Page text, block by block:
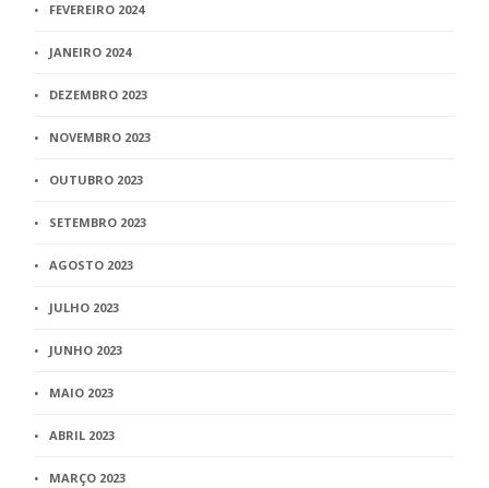
FEVEREIRO 2024
JANEIRO 2024
DEZEMBRO 2023
NOVEMBRO 2023
OUTUBRO 2023
SETEMBRO 2023
AGOSTO 2023
JULHO 2023
JUNHO 2023
MAIO 2023
ABRIL 2023
MARÇO 2023